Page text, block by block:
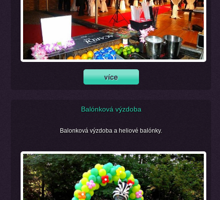
Balónková výzdoba
Balonková výzdoba a heliové balónky.